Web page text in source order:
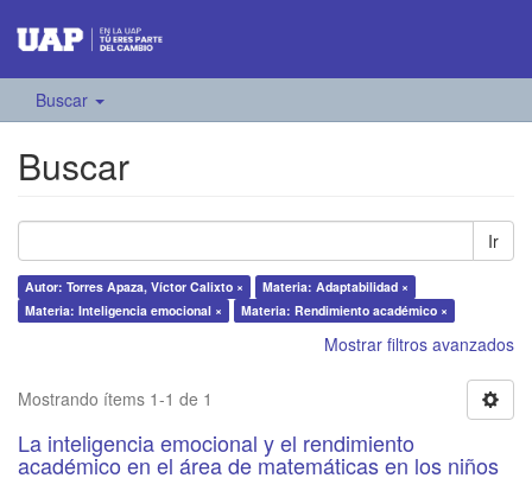
Buscar
Buscar
Ir
Autor: Torres Apaza, Víctor Calixto ×
Materia: Adaptabilidad ×
Materia: Inteligencia emocional ×
Materia: Rendimiento académico ×
Mostrar filtros avanzados
Mostrando ítems 1-1 de 1
La inteligencia emocional y el rendimiento
académico en el área de matemáticas en los niños